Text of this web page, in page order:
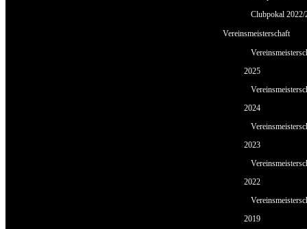
Clubpokal 2022/
Vereinsmeisterschaft
2025
2024
2023
2022
2019